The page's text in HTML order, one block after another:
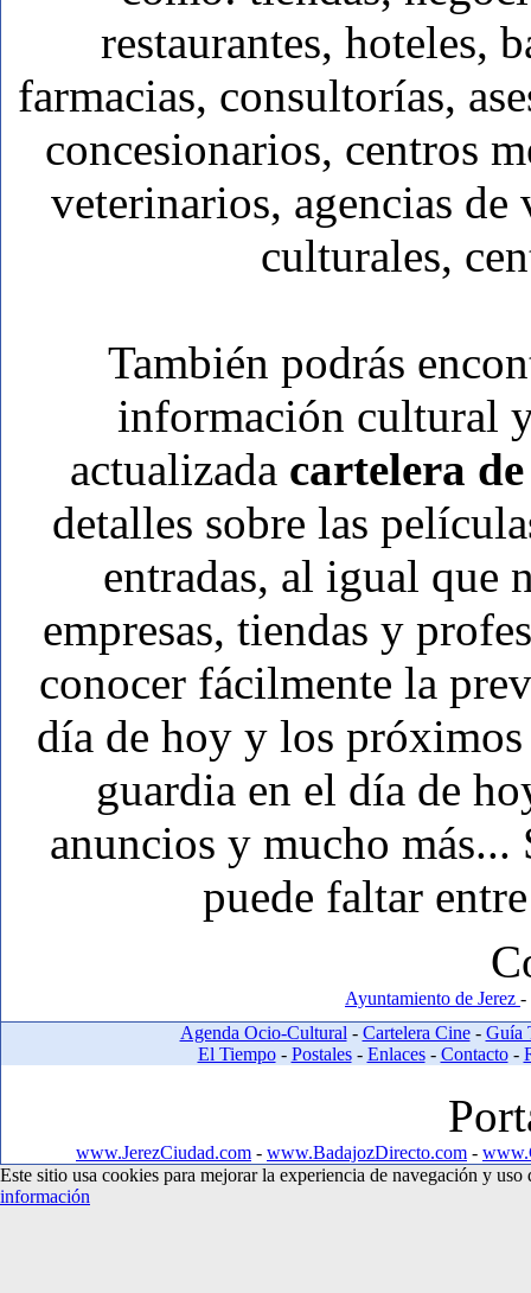
restaurantes, hoteles,
farmacias, consultorías,
concesionarios, centros
veterinarios, agencias de
culturales,
También podrás
información cultural
actualizada cartelera
detalles sobre las
entradas, al igual que
empresas, tiendas y
conocer fácilmente la
día de hoy y los próximos
guardia en el día de
anuncios y mucho más...
puede faltar
Ayuntamiento de Jerez -
Agenda Ocio-Cultural - Cartelera Cine- Guía
El Tiempo- Postales- Enlaces- Contacto-
www.JerezCiudad.com - www.BadajozDirecto.com -
Este sitio usa cookies para mejorar la experiencia de navegación y
información